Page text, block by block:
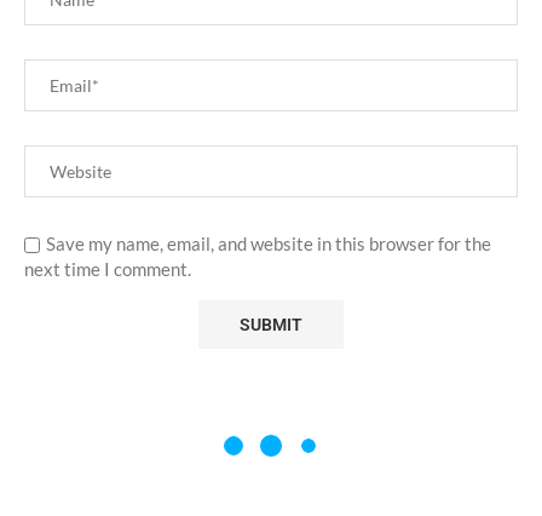
Save my name, email, and website in this browser for the
next time I comment.